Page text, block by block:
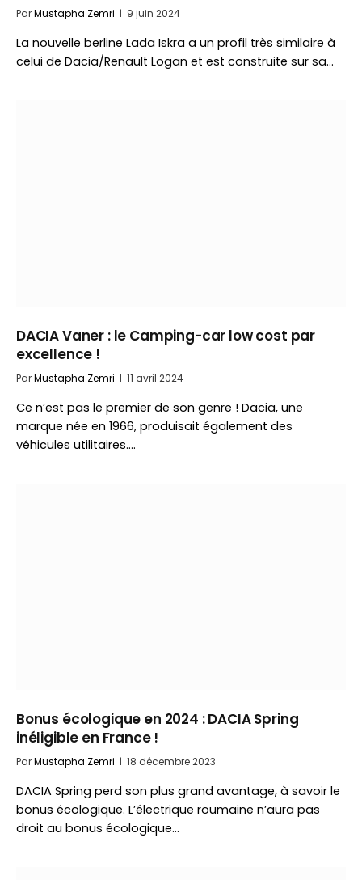
ParMustapha Zemri 9 juin 2024
La nouvelle berline Lada Iskra a un profil très similaire à
celui de Dacia/Renault Logan et est construite sur sa…
DACIA Vaner : le Camping-car low cost par
excellence !
ParMustapha Zemri 11 avril 2024
Ce n’est pas le premier de son genre ! Dacia, une
marque née en 1966, produisait également des
véhicules utilitaires.…
Bonus écologique en 2024 : DACIA Spring
inéligible en France !
ParMustapha Zemri 18 décembre 2023
DACIA Spring perd son plus grand avantage, à savoir le
bonus écologique. L’électrique roumaine n’aura pas
droit au bonus écologique…